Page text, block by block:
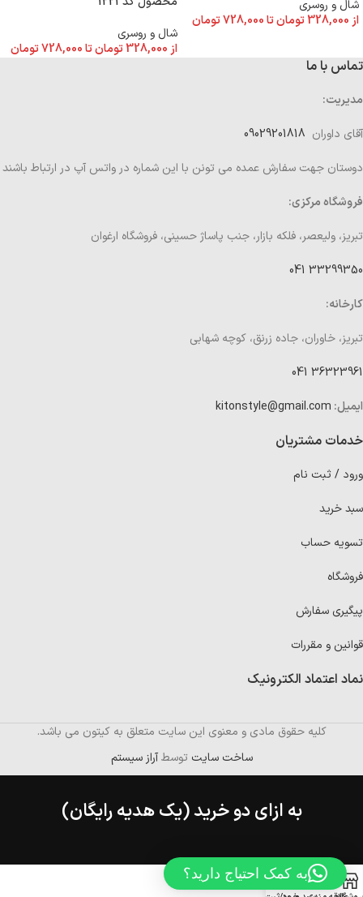
شال و روسری
از 328,000تومانتا728,000تومان
شال و روسری
از 328,000تومانتا728,000تومان
تماس با ما
مدیریت:
آقای داوران
دوستان جهت سفارش عمده می تونن با این شماره در واتس آپ در ارتباط باشند
فروشگاه مرکزی:
تبریز، ولیعصر، فلکه بازار، جنب پاساژ حسینی، فروشگاه ارغوان
33299350 041
کارخانه:
تبریز، خاوران، جاده زرنق، کوچه شهابی
36323961 041
ایمیل: kitonstyle@gmail.com
خدمات مشتریان
ورود / ثبت نام
سبد خرید
تسویه حساب
فروشگاه
پیگیری سفارش
قوانین و مقررات
نماد اعتماد الکترونیک
کلیه حقوق مادی و معنوی این سایت متعلق به کیتون می باشد.
ساخت سایت توسطآراز سیستم
به ازای دو خرید (یک هدیه رایگان)
به کمک احتیاج دارید؟